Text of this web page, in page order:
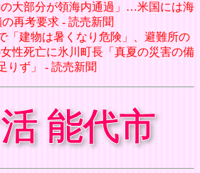
大部分が領海内通過」…米国には海
の再考要求 - 読売新聞
「建物は暑くなり危険」、避難所の
性死亡に氷川町長「真夏の災害の備
りず」 - 読売新聞
能代市